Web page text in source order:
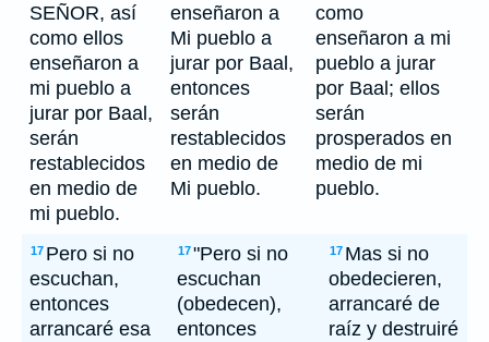
SEÑOR, así
como ellos
enseñaron a
mi pueblo a
jurar por Baal,
serán
restablecidos
en medio de
mi pueblo.
enseñaron a
Mi pueblo a
jurar por Baal,
entonces
serán
restablecidos
en medio de
Mi pueblo.
como
enseñaron a mi
pueblo a jurar
por Baal; ellos
serán
prosperados en
medio de mi
pueblo.
17 Pero si no
escuchan,
entonces
arrancaré esa
17"Pero si no
escuchan
(obedecen),
entonces
17 Mas si no
obedecieren,
arrancaré de
raíz y destruiré